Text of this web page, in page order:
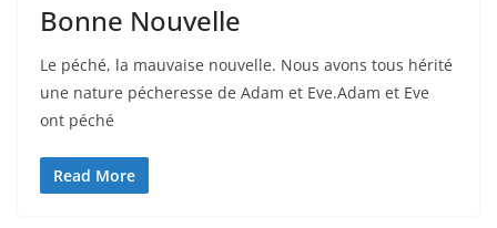
Bonne Nouvelle
Le péché, la mauvaise nouvelle. Nous avons tous hérité
une nature pécheresse de Adam et Eve.Adam et Eve
ont péché
Read More